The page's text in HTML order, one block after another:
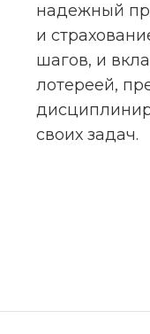
надежный
и
шагов, и
лотереей,
своих задач.